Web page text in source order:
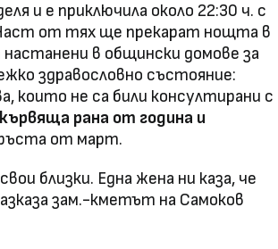
и е приключила около 22:30 ч. с
от тях ще прекарат нощта в
в общински домове за
здравословно състояние:
които не са били консултирани с
кървяща рана от година и
от март.
близки. Една жена ни каза, че
зам.-кметът на Самоков